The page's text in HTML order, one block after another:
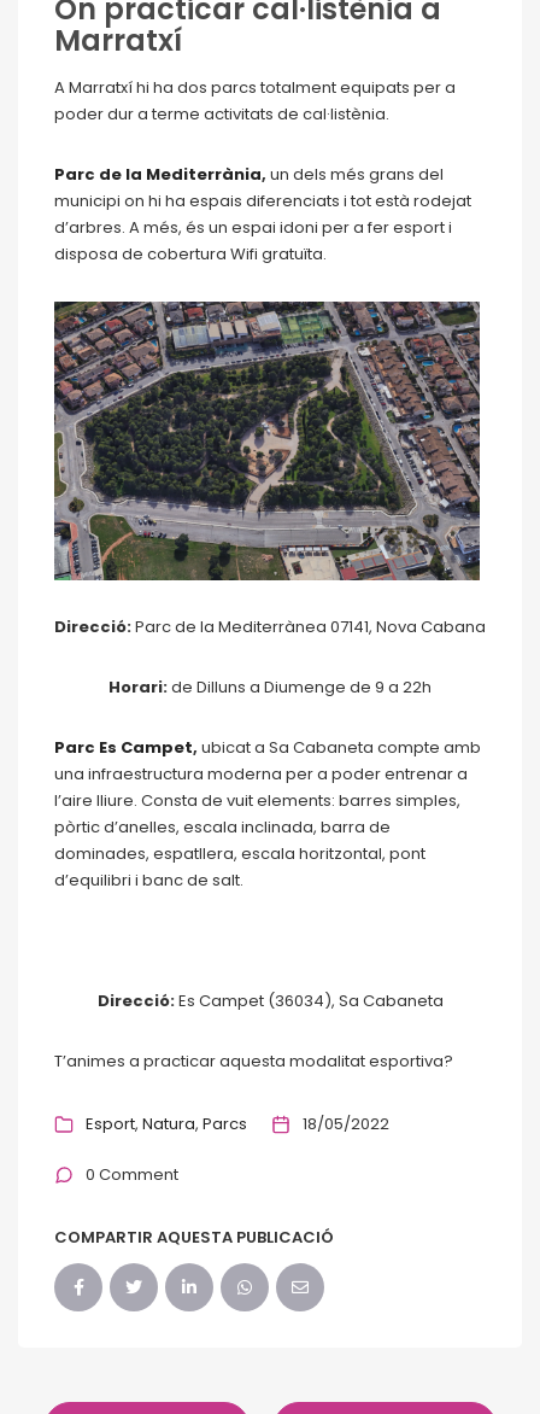
On practicar cal·listènia a
Marratxí
A Marratxí hi ha dos parcs totalment equipats per a
poder dur a terme activitats de cal·listènia.
Parc de la Mediterrània, un dels més grans del
municipi on hi ha espais diferenciats i tot està rodejat
d’arbres. A més, és un espai idoni per a fer esport i
disposa de cobertura Wifi gratuïta.
Direcció:Parc de la Mediterrànea 07141, Nova Cabana
Horari:de Dilluns a Diumenge de 9 a 22h
Parc Es Campet, ubicat a Sa Cabaneta compte amb
una infraestructura moderna per a poder entrenar a
l’aire lliure. Consta de vuit elements: barres simples,
pòrtic d’anelles, escala inclinada, barra de
dominades, espatllera, escala horitzontal, pont
d’equilibri i banc de salt.
Direcció:Es Campet (36034), Sa Cabaneta
T’animes a practicar aquesta modalitat esportiva?
Esport Natura Parcs 18/05/2022
0 Comment
COMPARTIR AQUESTA PUBLICACIÓ